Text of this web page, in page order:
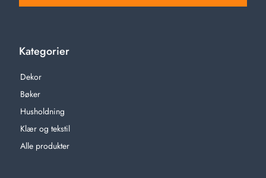
Kategorier
Dekor
Bøker
Husholdning
Klær og tekstil
Alle produkter